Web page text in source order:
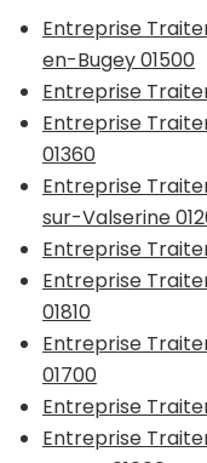
Entreprise
en-Bugey 01500
Entreprise
Entreprise
01360
Entreprise
sur-Valserine
Entreprise
Entreprise
01810
Entreprise
01700
Entreprise
Entreprise